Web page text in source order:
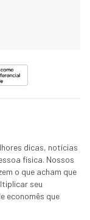
dicas, notícias
física. Nossos
o que acham que
seu
economês que